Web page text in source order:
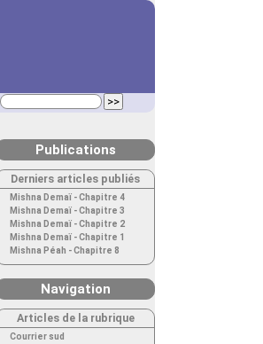
Publications
Derniers articles publiés
Mishna Demaï - Chapitre 4
Mishna Demaï - Chapitre 3
Mishna Demaï - Chapitre 2
Mishna Demaï - Chapitre 1
Mishna Péah - Chapitre 8
Navigation
Articles de la rubrique
Courrier sud